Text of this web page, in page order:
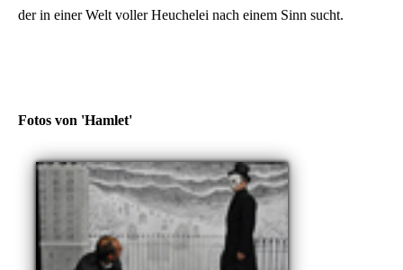
der in einer Welt voller Heuchelei nach einem Sinn sucht.
Fotos von 'Hamlet'